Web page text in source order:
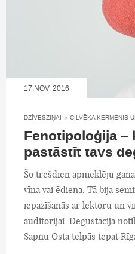
17.NOV, 2016
DZĪVESZIŅAI » CILVĒKA ĶERMENIS
Fenotipoloģija –
pastāstīt tavs
Šo trešdien apmeklēju
vīna vai ēdiena. Tā bija
iepazīšanās ar lektoru un
auditorijai. Degustācija
Sapņu Osta telpās tepat